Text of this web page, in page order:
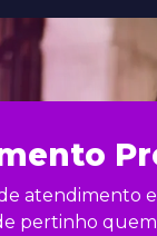
atendimento
pertinho